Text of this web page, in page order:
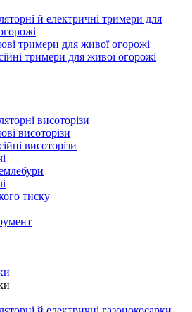
й електричні тримери для
тримери для живої огорожі
тримери для живої огорожі
висоторізи
висоторізи
висоторізи
тиску